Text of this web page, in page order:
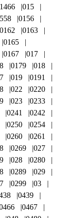
015
0156
0162
0163
0165
0167
017
0179
018
019
0191
022
0220
023
0233
0241
0242
0250
0254
0260
0261
0269
027
028
0280
0289
029
0299
03
0439
0467